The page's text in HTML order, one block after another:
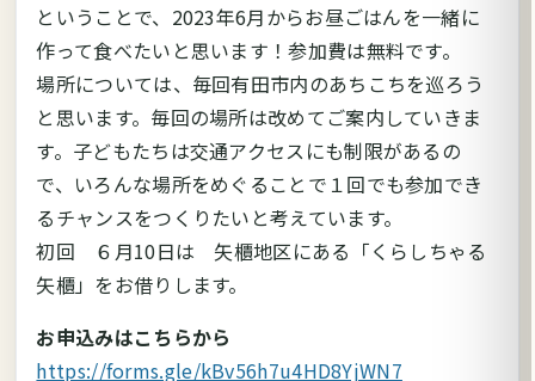
ということで、2023年6月からお昼ごはんを一緒に
作って食べたいと思います！参加費は無料です。
場所については、毎回有田市内のあちこちを巡ろう
と思います。毎回の場所は改めてご案内していきま
す。子どもたちは交通アクセスにも制限があるの
で、いろんな場所をめぐることで１回でも参加でき
るチャンスをつくりたいと考えています。
初回 ６月10日は 矢櫃地区にある「くらしちゃる
矢櫃」をお借りします。
お申込みはこちらから
https://forms.gle/kBv56h7u4HD8YjWN7